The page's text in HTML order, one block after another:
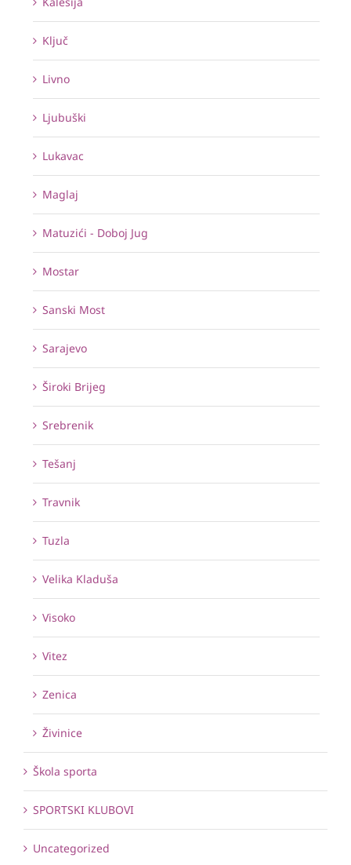
Ključ
Livno
Ljubuški
Lukavac
Maglaj
Matuzići - Doboj Jug
Mostar
Sanski Most
Sarajevo
Široki Brijeg
Srebrenik
Tešanj
Travnik
Tuzla
Velika Kladuša
Visoko
Vitez
Zenica
Živinice
Škola sporta
SPORTSKI KLUBOVI
Uncategorized